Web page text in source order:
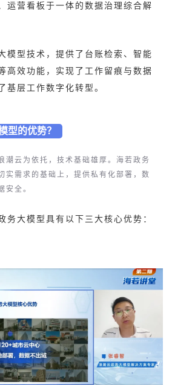
运营看板于一体的数据治理综合解
模型技术，提供了台账检索、智能
高效功能，实现了工作留痕与数据
基层工作数字化转型。
型的优势？
潮云为依托，技术基础雄厚。海若政务
实需求的基础上，提供私有化部署，数
安全。
务大模型具有以下三大核心优势：